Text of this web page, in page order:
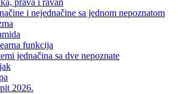
prava i ravan
i nejednačine sa jednom nepoznatom
funkcija
jednačina sa dve nepoznate
2026.